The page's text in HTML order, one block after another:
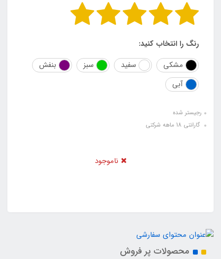
رنگ را انتخاب کنید:
مشکی
سفید سبز
بنفش
آبی
رجیستر شده
گارانتی 18 ماهه شرکتی
ناموجود
محصولات پر فروش